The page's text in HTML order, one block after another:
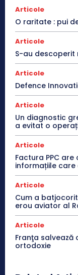
Articole
O raritate : pui
Articole
S-au descoperit
Articole
Defence
Articole
Un diagnostic
a evitat o
Articole
Factura PPC
informațiile
Articole
Cum a
erou aviator al
Articole
Franţa salvează
ortodoxie